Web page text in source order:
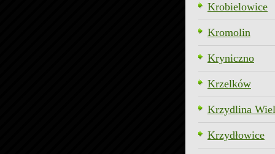
Krobielowice
Kromolin
Kryniczno
Krzelków
Krzydlina
Krzydłowice